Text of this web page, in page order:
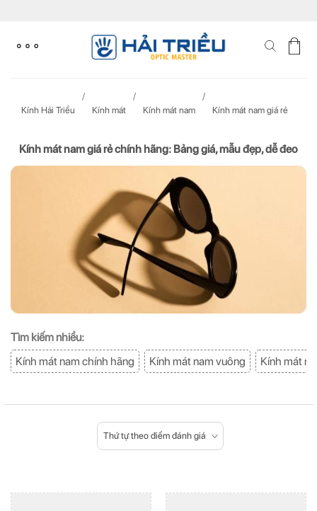
content
Kính Hải Triều Kính mát Kính mát nam Kính mát nam giá rẻ
Kính mát nam giá rẻ chính hãng: Bảng giá, mẫu đẹp, dễ đeo
Tìm kiếm nhiều:
Kính mát nam chính hãng
Kính mát nam vuông Kính mát
Thứ tự theo điểm đánh giá